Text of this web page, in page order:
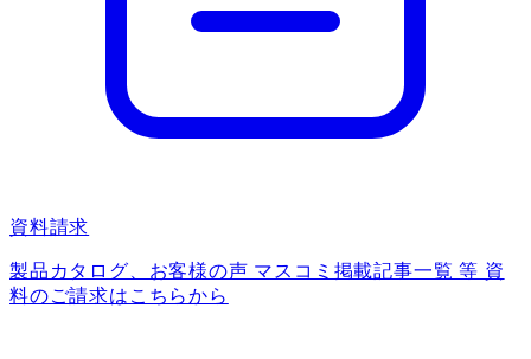
資料請求
製品カタログ、お客様の声 マスコミ掲載記事一覧 等 資
料のご請求はこちらから